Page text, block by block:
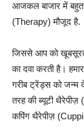
आजकल बाजार में बहुत
(Therapy) मौजूद है.
जिससे आप को खूबसूरत
का दवा करती है।
गरीब ट्रेंड्स को
तरह की ब्यूटी
कपिंग थैरेपीज़